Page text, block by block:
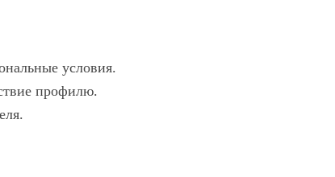
условия.
профилю.